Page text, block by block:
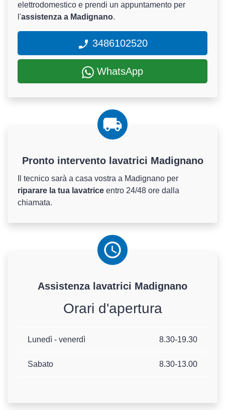
elettrodomestico e prendi un appuntamento per
l'assistenza a Madignano.
3486102520
WhatsApp
Pronto intervento lavatrici Madignano
Il tecnico sarà a casa vostra a Madignano per
riparare la tua lavatrice entro 24/48 ore dalla
chiamata.
Assistenza lavatrici Madignano
Orari d'apertura
Lunedì - venerdì 8.30-19.30
Sabato 8.30-13.00